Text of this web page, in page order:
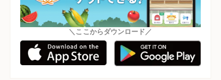
＼ここからダウンロード／